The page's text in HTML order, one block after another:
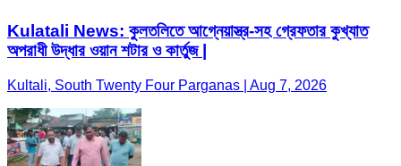
Kulatali News: কুলতলিতে আগ্নেয়াস্ত্র-সহ গ্রেফতার কুখ্যাত
অপরাধী উদ্ধার ওয়ান শটার ও কার্তুজ |
Kultali, South Twenty Four Parganas | Aug 7, 2026